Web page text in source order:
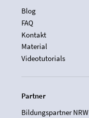
Blog
FAQ
Kontakt
Material
Videotutorials
Partner
Bildungspartner NRW